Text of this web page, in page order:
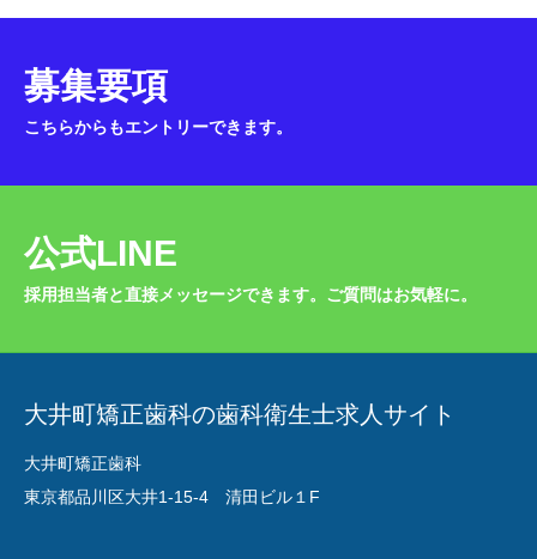
募集要項
こちらからもエントリーできます。
公式LINE
採用担当者と直接メッセージできます。ご質問はお気軽に。
大井町矯正歯科の歯科衛生士求人サイト
大井町矯正歯科
東京都品川区大井1-15-4 清田ビル１F